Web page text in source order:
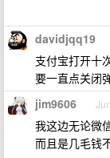
davidjqq19
支付宝打开十
要一直点关闭
jim9606
我这边无论微
而且是几毛钱